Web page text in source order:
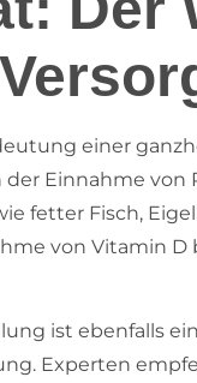
einer
Einnahme von
fetter Fisch,
von Vitamin
ist ebenfalls
Experten